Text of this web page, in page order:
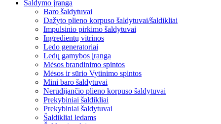
Šaldymo įranga
Baro šaldytuvai
Dažyto plieno korpuso šaldytuvai/šaldikliai
Impulsinio pirkimo šaldytuvai
Ingredientų vitrinos
Ledo generatoriai
Ledų gamybos įranga
Mėsos brandinimo spintos
Mėsos ir sūrio Vytinimo spintos
Mini baro šaldytuvai
Nerūdijančio plieno korpuso šaldytuvai
Prekybiniai šaldikliai
Prekybiniai šaldytuvai
Šaldikliai ledams